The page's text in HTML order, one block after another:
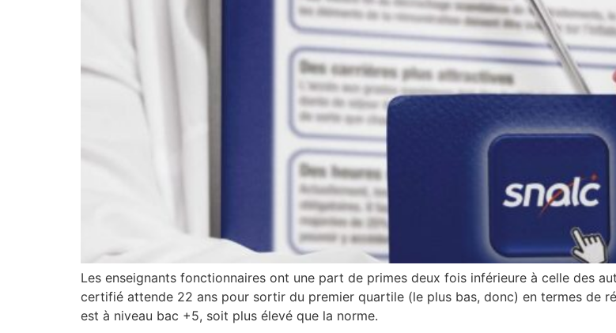
Les enseignants fonctionnaires ont une part de primes deux fois inférieure à celle des
certifié attende 22 ans pour sortir du premier quartile (le plus bas, donc) en termes de
est à niveau bac +5, soit plus élevé que la norme.